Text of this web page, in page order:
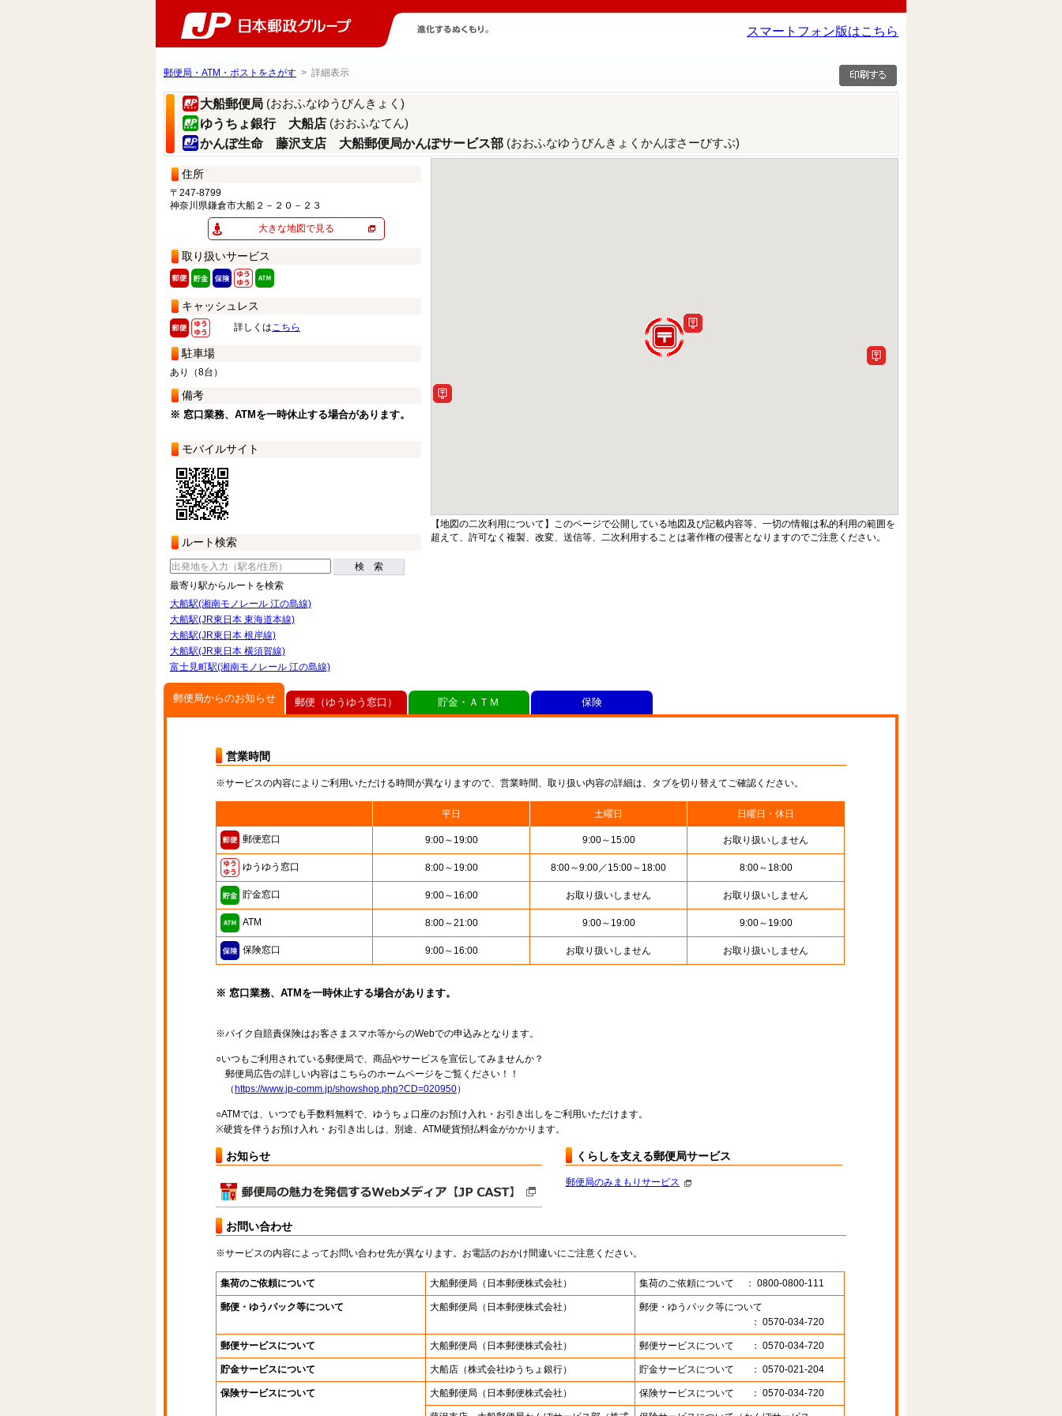
スマートフォン版はこちら
郵便局・ATM・ポストをさがす > 詳細表示
大船郵便局 (おおふなゆうびんきょく)
ゆうちょ銀行 大船店 (おおふなてん)
かんぽ生命 藤沢支店 大船郵便局かんぽサービス部 (おおふなゆうびんきょくかんぽさーびすぶ)
住所
〒247-8799
神奈川県鎌倉市大船２－２０－２３
大きな地図で見る
取り扱いサービス
キャッシュレス
詳しくはこちら
駐車場
あり（8台）
備考
※ 窓口業務、ATMを一時休止する場合があります。
モバイルサイト
ルート検索
検 索
最寄り駅からルートを検索
大船駅(湘南モノレール 江の島線)
大船駅(JR東日本 東海道本線)
大船駅(JR東日本 根岸線)
大船駅(JR東日本 横須賀線)
富士見町駅(湘南モノレール 江の島線)
【地図の二次利用について】このページで公開している地図及び記載内容等、一切の情報は私的利用の範囲を
超えて、許可なく複製、改変、送信等、二次利用することは著作権の侵害となりますのでご注意ください。
郵便局からのお知らせ
営業時間
※サービスの内容によりご利用いただける時間が異なりますので、営業時間、取り扱い内容の詳細は、タブを切り替えてご確認ください。
平日 土曜日 日曜日・休日
郵便窓口 9:00～19:00 9:00～15:00 お取り扱いしません
ゆうゆう窓口 8:00～19:00 8:00～9:00／15:00～18:00 8:00～18:00
貯金窓口 9:00～16:00 お取り扱いしません お取り扱いしません
ATM 8:00～21:00 9:00～19:00 9:00～19:00
保険窓口 9:00～16:00 お取り扱いしません お取り扱いしません
※ 窓口業務、ATMを一時休止する場合があります。
※バイク自賠責保険はお客さまスマホ等からのWebでの申込みとなります。
○いつもご利用されている郵便局で、商品やサービスを宣伝してみませんか？
郵便局広告の詳しい内容はこちらのホームページをご覧ください！！
（ https://www.jp-comm.jp/showshop.php?CD=020950）
○ATMでは、いつでも手数料無料で、ゆうちょ口座のお預け入れ・お引き出しをご利用いただけます。
※硬貨を伴うお預け入れ・お引き出しは、別途、ATM硬貨預払料金がかかります。
お知らせ くらしを支える郵便局サービス
郵便局のみまもりサービス
お問い合わせ
※サービスの内容によってお問い合わせ先が異なります。お電話のおかけ間違いにご注意ください。
集荷のご依頼について 大船郵便局 （日本郵便株式会社） 集荷のご依頼について ： 0800-0800-111
郵便・ゆうパック等について 大船郵便局 （日本郵便株式会社）
郵便・ゆうパック等について
： 0570-034-720
郵便サービスについて 大船郵便局 （日本郵便株式会社） 郵便サービスについて ： 0570-034-720
貯金サービスについて 大船店 （株式会社ゆうちょ銀行） 貯金サービスについて ： 0570-021-204
保険サービスについて 大船郵便局 （日本郵便株式会社） 保険サービスについて ： 0570-034-720
郵便（ゆうゆう窓口） 貯金・ＡＴＭ 保険